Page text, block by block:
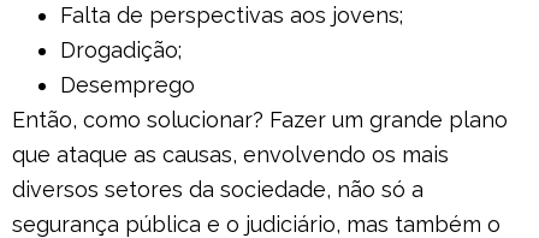
Falta de perspectivas aos jovens;
Drogadição;
Desemprego
Então, como solucionar? Fazer um grande plano
que ataque as causas, envolvendo os mais
diversos setores da sociedade, não só a
segurança pública e o judiciário, mas também o